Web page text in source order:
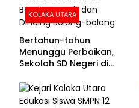
KOLAKA UTARA
Bertahun-tahun
Menunggu Perbaikan,
Sekolah SD Negeri di
Beralas Tanah dan
Dinding Bolong-bolong